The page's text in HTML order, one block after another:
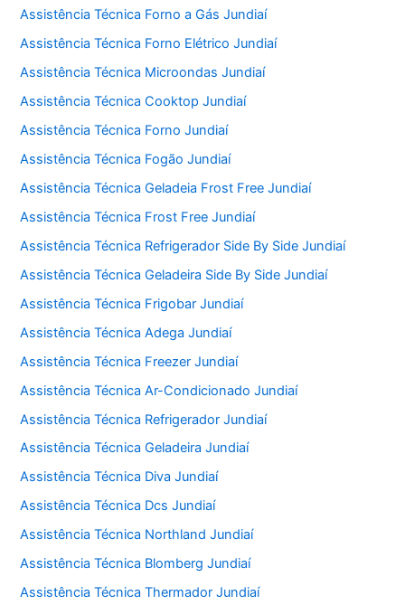
Assistência Técnica Forno a Gás Jundiaí
Assistência Técnica Forno Elétrico Jundiaí
Assistência Técnica Microondas Jundiaí
Assistência Técnica Cooktop Jundiaí
Assistência Técnica Forno Jundiaí
Assistência Técnica Fogão Jundiaí
Assistência Técnica Geladeia Frost Free Jundiaí
Assistência Técnica Frost Free Jundiaí
Assistência Técnica Refrigerador Side By Side Jundiaí
Assistência Técnica Geladeira Side By Side Jundiaí
Assistência Técnica Frigobar Jundiaí
Assistência Técnica Adega Jundiaí
Assistência Técnica Freezer Jundiaí
Assistência Técnica Ar-Condicionado Jundiaí
Assistência Técnica Refrigerador Jundiaí
Assistência Técnica Geladeira Jundiaí
Assistência Técnica Diva Jundiaí
Assistência Técnica Dcs Jundiaí
Assistência Técnica Northland Jundiaí
Assistência Técnica Blomberg Jundiaí
Assistência Técnica Thermador Jundiaí